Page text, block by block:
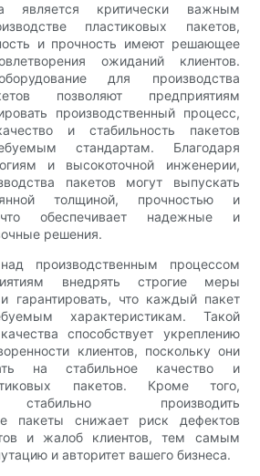
является критически важным
пластиковых пакетов,
и прочность имеют решающее
ожиданий клиентов.
для производства
позволяют предприятиям
производственный процесс,
и стабильность пакетов
стандартам. Благодаря
и высокоточной инженерии,
пакетов могут выпускать
толщиной, прочностью и
что обеспечивает надежные и
решения.
производственным процессом
внедрять строгие меры
гарантировать, что каждый пакет
характеристикам. Такой
способствует укреплению
клиентов, поскольку они
на стабильное качество и
пакетов. Кроме того,
производить
пакеты снижает риск дефектов
и жалоб клиентов, тем самым
и авторитет вашего бизнеса.